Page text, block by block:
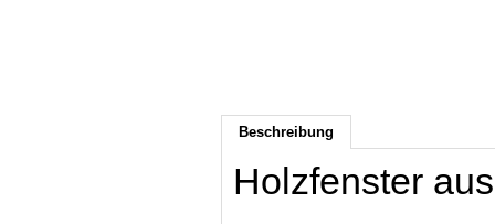
Beschreibung
Holzfenster